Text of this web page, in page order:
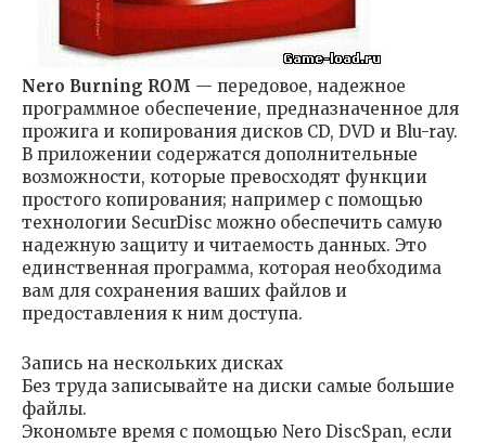
Nero Burning ROM — передовое, надежное
программное обеспечение, предназначенное для
прожига и копирования дисков CD, DVD и Blu-ray.
В приложении содержатся дополнительные
возможности, которые превосходят функции
простого копирования; например с помощью
технологии SecurDisc можно обеспечить самую
надежную защиту и читаемость данных. Это
единственная программа, которая необходима
вам для сохранения ваших файлов и
предоставления к ним доступа.
Запись на нескольких дисках
Без труда записывайте на диски самые большие
файлы.
Экономьте время с помощью Nero DiscSpan, если